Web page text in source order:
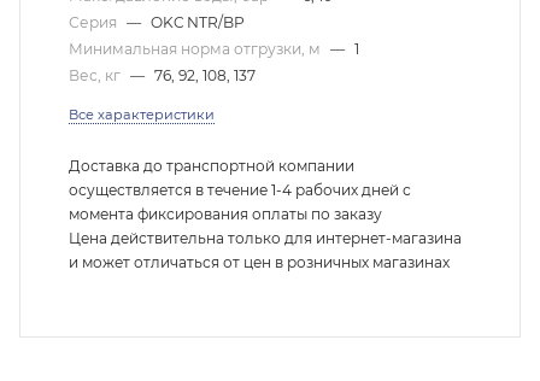
Серия — OKC NTR/BP
Минимальная норма отгрузки, м — 1
Вес, кг — 76, 92, 108, 137
Все характеристики
Доставка до транспортной компании
осуществляется в течение 1-4 рабочих дней с
момента фиксирования оплаты по заказу
Цена действительна только для интернет-магазина
и может отличаться от цен в розничных магазинах